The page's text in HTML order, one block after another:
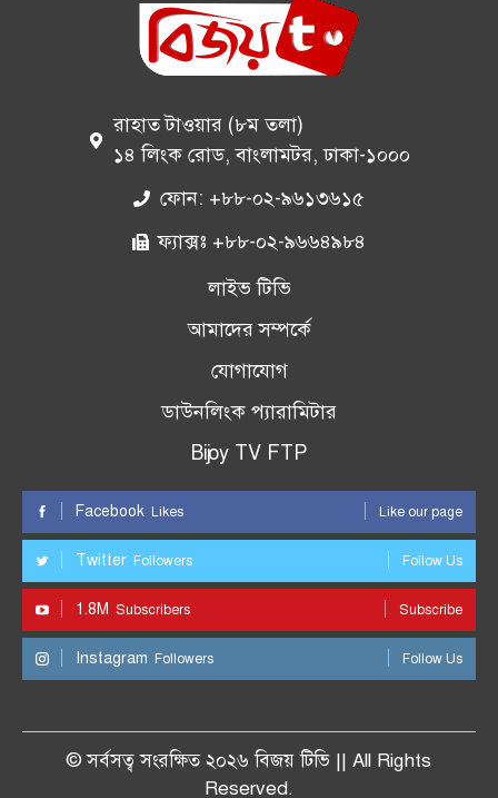
রাহাত টাওয়ার (৮ম তলা)
১৪ লিংক রোড, বাংলামটর, ঢাকা-১০০০
ফোন: +৮৮-০২-৯৬১৩৬১৫
ফ্যাক্সঃ +৮৮-০২-৯৬৬৪৯৮৪
লাইভ টিভি
আমাদের সম্পর্কে
যোগাযোগ
ডাউনলিংক প্যারামিটার
Bijoy TV FTP
Facebook Likes Like our page
Twitter Followers Follow Us
1.8M Subscribers Subscribe
Instagram Followers Follow Us
© সর্বসত্ব সংরক্ষিত ২০২৬ বিজয় টিভি || All Rights
Reserved.